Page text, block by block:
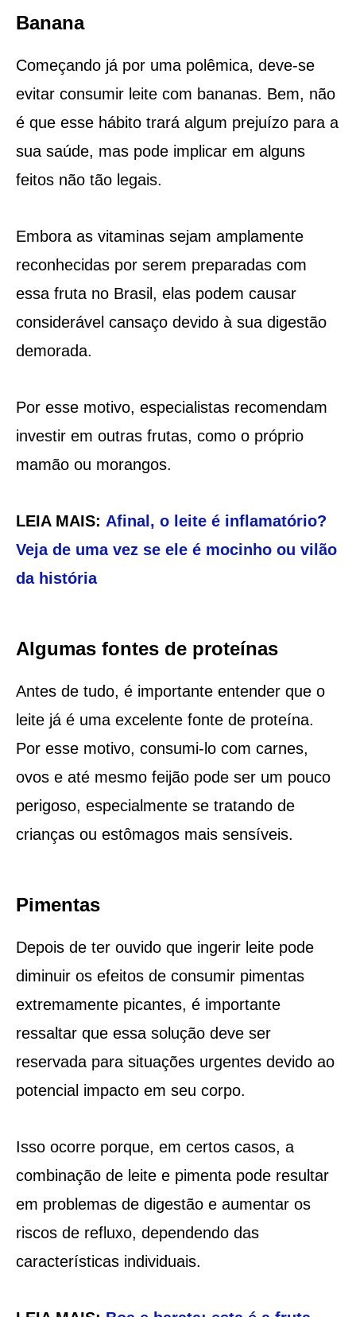
Banana
Começando já por uma polêmica, deve-se
evitar consumir leite com bananas. Bem, não
é que esse hábito trará algum prejuízo para a
sua saúde, mas pode implicar em alguns
feitos não tão legais.
Embora as vitaminas sejam amplamente
reconhecidas por serem preparadas com
essa fruta no Brasil, elas podem causar
considerável cansaço devido à sua digestão
demorada.
Por esse motivo, especialistas recomendam
investir em outras frutas, como o próprio
mamão ou morangos.
LEIA MAIS: Afinal, o leite é inflamatório?
Veja de uma vez se ele é mocinho ou vilão
da história
Algumas fontes de proteínas
Antes de tudo, é importante entender que o
leite já é uma excelente fonte de proteína.
Por esse motivo, consumi-lo com carnes,
ovos e até mesmo feijão pode ser um pouco
perigoso, especialmente se tratando de
crianças ou estômagos mais sensíveis.
Pimentas
Depois de ter ouvido que ingerir leite pode
diminuir os efeitos de consumir pimentas
extremamente picantes, é importante
ressaltar que essa solução deve ser
reservada para situações urgentes devido ao
potencial impacto em seu corpo.
Isso ocorre porque, em certos casos, a
combinação de leite e pimenta pode resultar
em problemas de digestão e aumentar os
riscos de refluxo, dependendo das
características individuais.